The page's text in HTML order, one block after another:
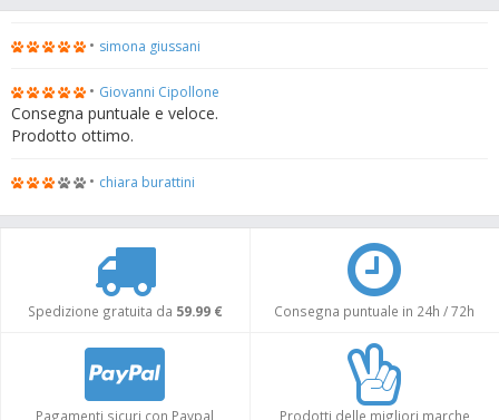
• simona giussani
• Giovanni Cipollone
Consegna puntuale e veloce.
Prodotto ottimo.
• chiara burattini
Spedizione gratuita da 59.99 € Consegna puntuale in 24h / 72h
Pagamenti sicuri con Paypal Prodotti delle migliori marche